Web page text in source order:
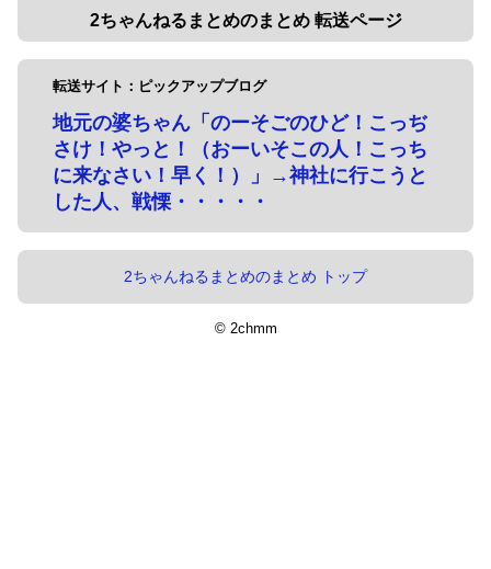
2ちゃんねるまとめのまとめ 転送ページ
転送サイト：ピックアップブログ
地元の婆ちゃん「のーそごのひど！こっぢ
さけ！やっと！（おーいそこの人！こっち
に来なさい！早く！）」→神社に行こうと
した人、戦慄・・・・・
2ちゃんねるまとめのまとめ トップ
© 2chmm